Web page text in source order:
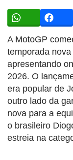
A MotoGP
temporada
apresentando
2026. O
era popular de
outro lado da
nova para a
o brasileiro
estreia na